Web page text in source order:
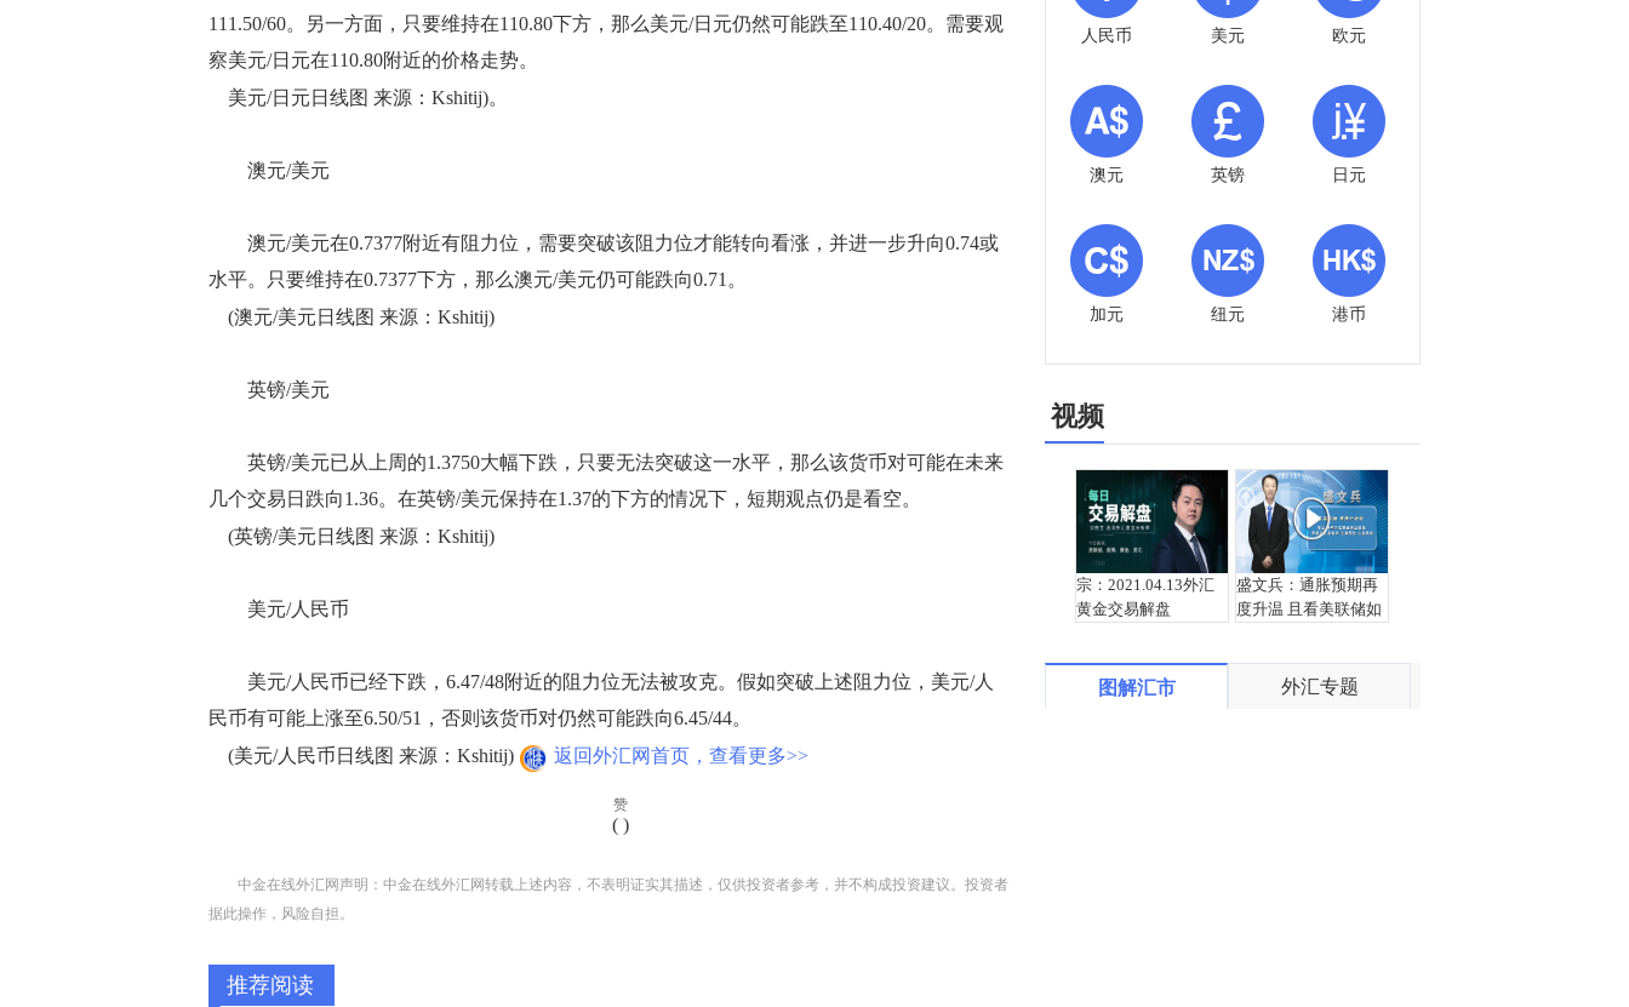
111.50/60。另一方面，只要维持在110.80下方，那么美元/日元仍然可能跌至110.40/20。需要观
察美元/日元在110.80附近的价格走势。
美元/日元日线图 来源：Kshitij)。
澳元/美元
澳元/美元在0.7377附近有阻力位，需要突破该阻力位才能转向看涨，并进一步升向0.74或
水平。只要维持在0.7377下方，那么澳元/美元仍可能跌向0.71。
(澳元/美元日线图 来源：Kshitij)
英镑/美元
英镑/美元已从上周的1.3750大幅下跌，只要无法突破这一水平，那么该货币对可能在未来
几个交易日跌向1.36。在英镑/美元保持在1.37的下方的情况下，短期观点仍是看空。
(英镑/美元日线图 来源：Kshitij)
美元/人民币
美元/人民币已经下跌，6.47/48附近的阻力位无法被攻克。假如突破上述阻力位，美元/人
民币有可能上涨至6.50/51，否则该货币对仍然可能跌向6.45/44。
(美元/人民币日线图 来源：Kshitij)
返回外汇网首页，查看更多>>
赞
( )
中金在线外汇网声明：中金在线外汇网转载上述内容，不表明证实其描述，仅供投资者参考，并不构成投资建议。投资者
据此操作，风险自担。
推荐阅读
人民币 美元 欧元
澳元 英镑 日元
加元 纽元 港币
视频
宗：2021.04.13外汇
黄金交易解盘
盛文兵：通胀预期再
度升温 且看美联储如
图解汇市 外汇专题